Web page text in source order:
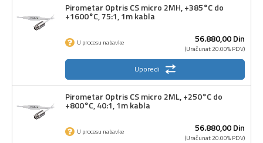
Pirometar Optris CS micro 2MH, +385°C do
+1600°C, 75:1, 1m kabla
56.880,00Din
(Uračunat 20.00% PDV)
U procesu nabavke
Uporedi
Pirometar Optris CS micro 2ML, +250°C do
+800°C, 40:1, 1m kabla
56.880,00Din
(Uračunat 20.00% PDV)
U procesu nabavke